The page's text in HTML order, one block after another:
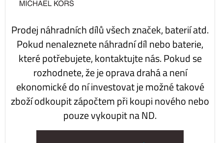
Prodej náhradních dílů všech značek, baterií atd.
Pokud nenaleznete náhradní díl nebo baterie,
které potřebujete, kontaktujte nás. Pokud se
rozhodnete, že je oprava drahá a není
ekonomické do ní investovat je možné takové
zboží odkoupit zápočtem při koupi nového nebo
pouze vykoupit na ND.